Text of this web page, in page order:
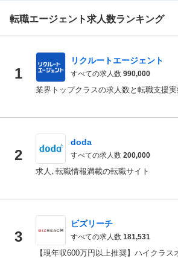
転職エージェント求人数ランキング
1
リクルートエージェント
すべての求人数 990,000
業界トップクラスの求人数と転職支援実
2
doda
すべての求人数 200,000
求人､転職情報満載の転職サイト
3
ビズリーチ
すべての求人数 181,531
【現年収600万円以上推奨】ハイクラス